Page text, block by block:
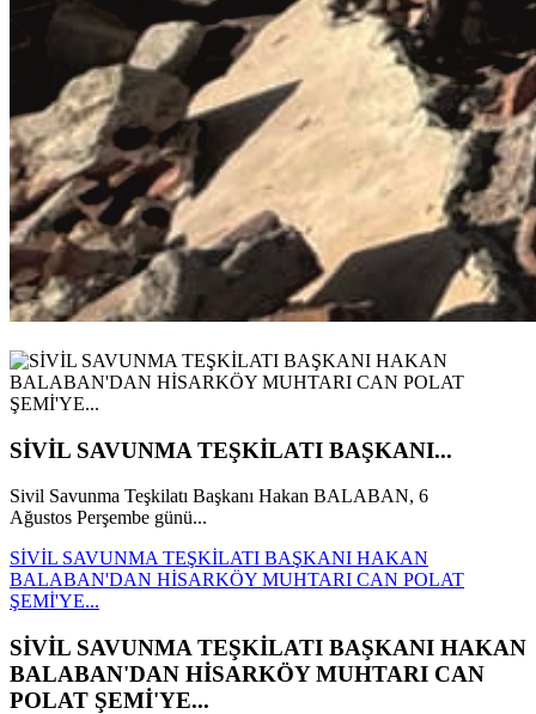
SİVİL SAVUNMA TEŞKİLATI BAŞKANI...
Sivil Savunma Teşkilatı Başkanı Hakan BALABAN, 6
Ağustos Perşembe günü...
SİVİL SAVUNMA TEŞKİLATI BAŞKANI HAKAN
BALABAN'DAN HİSARKÖY MUHTARI CAN POLAT
ŞEMİ'YE...
SİVİL SAVUNMA TEŞKİLATI BAŞKANI HAKAN
BALABAN'DAN HİSARKÖY MUHTARI CAN
POLAT ŞEMİ'YE...